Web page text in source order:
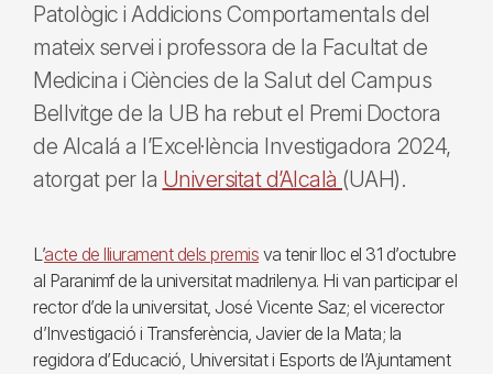
Patològic i Addicions Comportamentals del
mateix servei i professora de la Facultat de
Medicina i Ciències de la Salut del Campus
Bellvitge de la UB ha rebut el Premi Doctora
de Alcalá a l’Excel·lència Investigadora 2024,
atorgat per la Universitat d’Alcalà (UAH).
L’acte de lliurament dels premis va tenir lloc el 31 d’octubre
al Paranimf de la universitat madrilenya. Hi van participar el
rector d’de la universitat, José Vicente Saz; el vicerector
d’Investigació i Transferència, Javier de la Mata; la
regidora d’Educació, Universitat i Esports de l’Ajuntament